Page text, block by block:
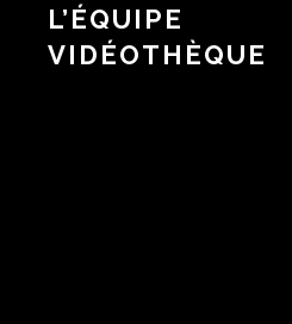
L’ÉQUIPE
VIDÉOTHÈQUE